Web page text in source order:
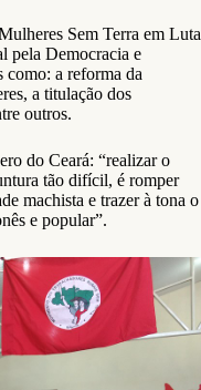
Sem Terra em Luta
pela Democracia e
como: a reforma da
a titulação dos
outros.
do Ceará: “realizar o
tão difícil, é romper
machista e trazer à tona o
e popular”.